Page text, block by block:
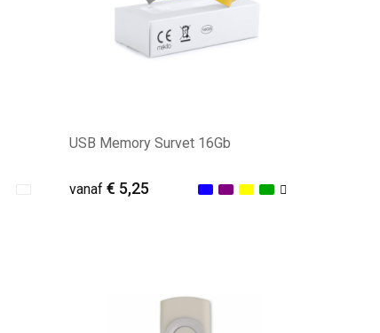
USB Memory Survet 16Gb
vanaf € 5,25